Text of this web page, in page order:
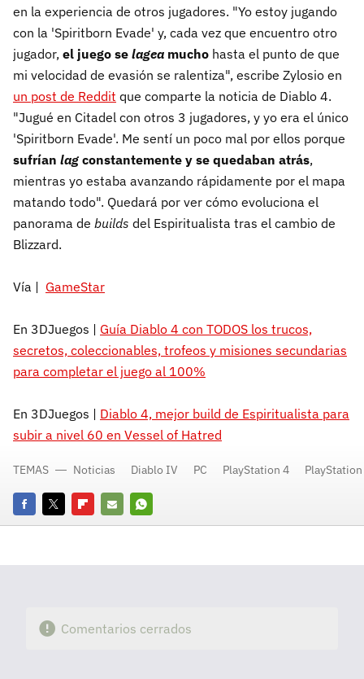
en la experiencia de otros jugadores. "Yo estoy jugando
con la 'Spiritborn Evade' y, cada vez que encuentro otro
jugador, el juego se lagea mucho hasta el punto de que
mi velocidad de evasión se ralentiza", escribe Zylosio en
un post de Reddit que comparte la noticia de Diablo 4.
"Jugué en Citadel con otros 3 jugadores, y yo era el único
'Spiritborn Evade'. Me sentí un poco mal por ellos porque
sufrían lag constantemente y se quedaban atrás,
mientras yo estaba avanzando rápidamente por el mapa
matando todo". Quedará por ver cómo evoluciona el
panorama de builds del Espiritualista tras el cambio de
Blizzard.
Vía | GameStar
En 3DJuegos | Guía Diablo 4 con TODOS los trucos,
secretos, coleccionables, trofeos y misiones secundarias
para completar el juego al 100%
En 3DJuegos | Diablo 4, mejor build de Espiritualista para
subir a nivel 60 en Vessel of Hatred
FacebookTwitterFlipboard
E-
Whatsapp
TEMAS Noticias Diablo IV PC PlayStation 4
Comentarios cerrados